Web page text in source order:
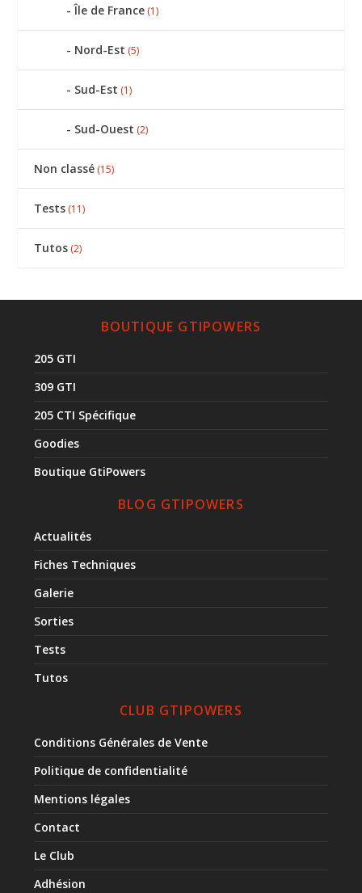
Île de France (1)
Nord-Est (5)
Sud-Est (1)
Sud-Ouest (2)
Non classé (15)
Tests (11)
Tutos (2)
BOUTIQUE GTIPOWERS
205 GTI
309 GTI
205 CTI Spécifique
Goodies
Boutique GtiPowers
BLOG GTIPOWERS
Actualités
Fiches Techniques
Galerie
Sorties
Tests
Tutos
CLUB GTIPOWERS
Conditions Générales de Vente
Politique de confidentialité
Mentions légales
Contact
Le Club
Adhésion